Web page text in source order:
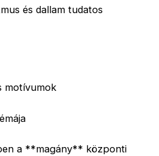
és dallam tudatos
motívumok
a **magány** központi